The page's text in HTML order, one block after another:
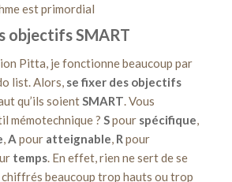
est primordial
objectifs SMART
Pitta, je fonctionne beaucoup par
list. Alors, se fixer des objectifs
qu’ils soientSMART. Vous
mémotechnique ? Spour spécifique,
,A pour atteignable, R pour
temps. En effet, rien ne sert de se
beaucoup trop hauts ou trop